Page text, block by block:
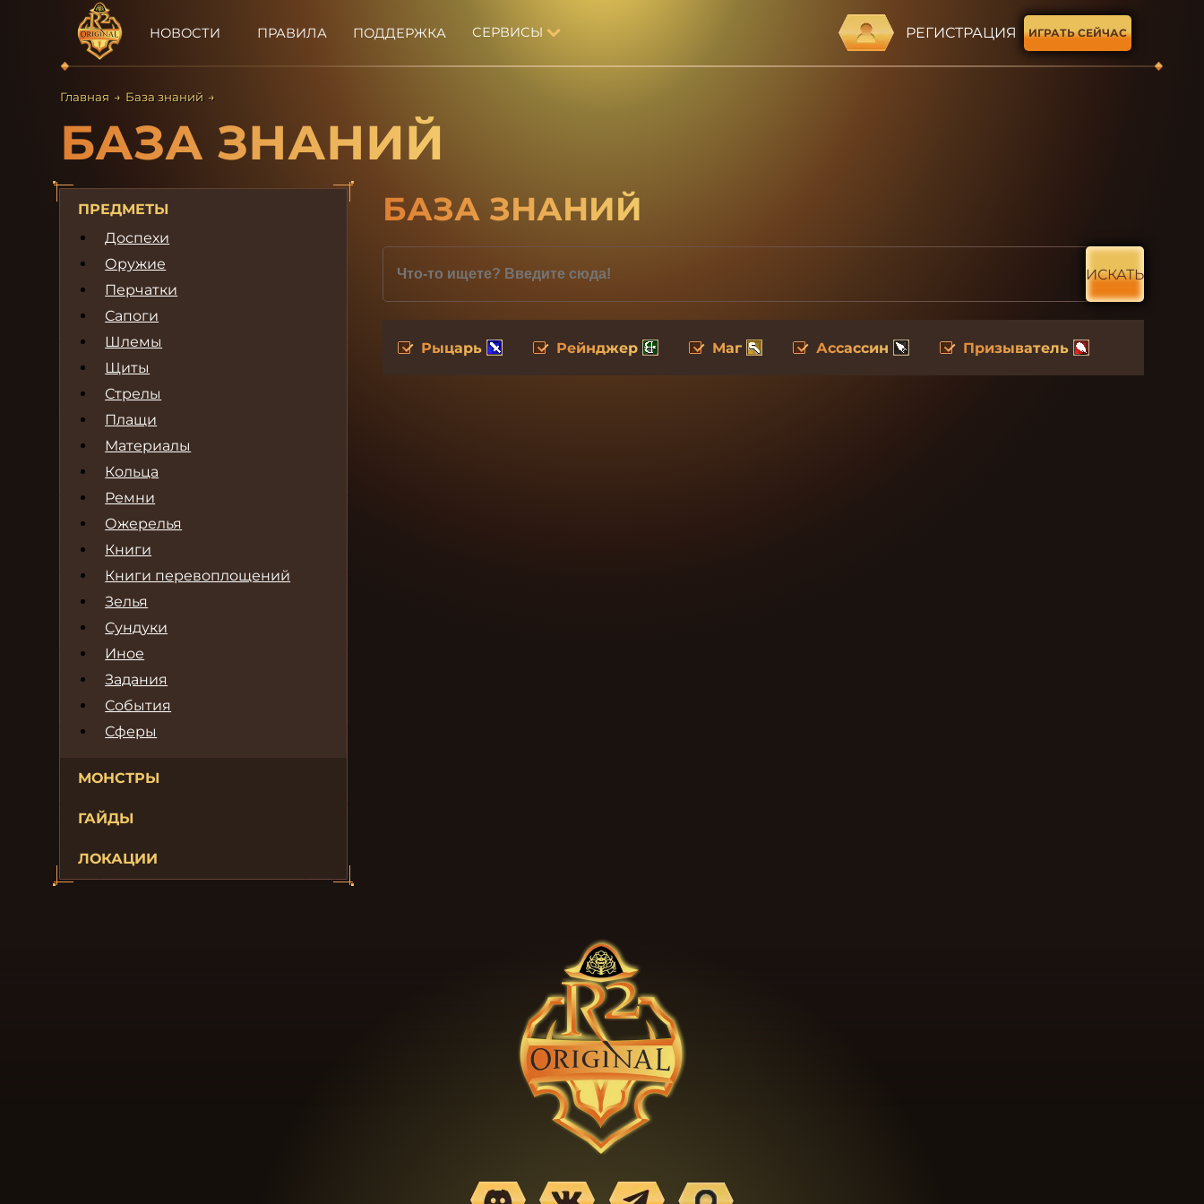
НОВОСТИ ПРАВИЛА ПОДДЕРЖКА СЕРВИСЫ РЕГИСТРАЦИЯ ИГРАТЬ СЕЙЧАС
Главная → База знаний →
БАЗА ЗНАНИЙ
ПРЕДМЕТЫ
Доспехи
Оружие
Перчатки
Сапоги
Шлемы
Щиты
Стрелы
Плащи
Материалы
Кольца
Ремни
Ожерелья
Книги
Книги перевоплощений
Зелья
Сундуки
Иное
Задания
События
Сферы
МОНСТРЫ
ГАЙДЫ
ЛОКАЦИИ
БАЗА ЗНАНИЙ
ИСКАТЬ
Рыцарь Рейнджер Маг Ассассин Призыватель